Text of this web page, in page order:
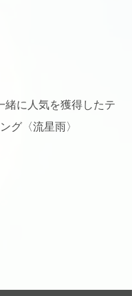
緒に人気を獲得したテ
グ〈流星雨〉